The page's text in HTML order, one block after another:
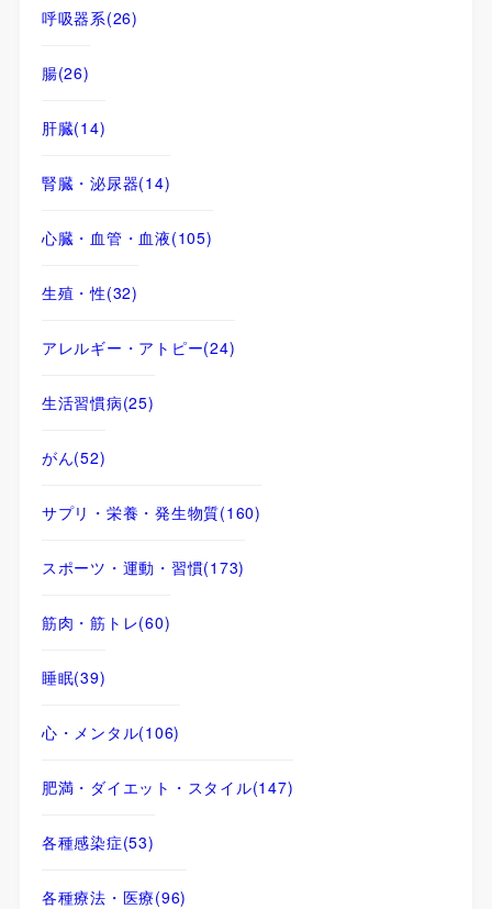
呼吸器系(26)
腸(26)
肝臓(14)
腎臓・泌尿器(14)
心臓・血管・血液(105)
生殖・性(32)
アレルギー・アトピー(24)
生活習慣病(25)
がん(52)
サプリ・栄養・発生物質(160)
スポーツ・運動・習慣(173)
筋肉・筋トレ(60)
睡眠(39)
心・メンタル(106)
肥満・ダイエット・スタイル(147)
各種感染症(53)
各種療法・医療(96)